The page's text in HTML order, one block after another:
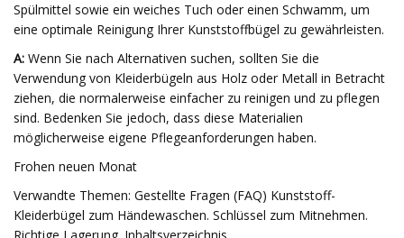
Spülmittel sowie ein weiches Tuch oder einen Schwamm, um
eine optimale Reinigung Ihrer Kunststoffbügel zu gewährleisten.
A: Wenn Sie nach Alternativen suchen, sollten Sie die
Verwendung von Kleiderbügeln aus Holz oder Metall in Betracht
ziehen, die normalerweise einfacher zu reinigen und zu pflegen
sind. Bedenken Sie jedoch, dass diese Materialien
möglicherweise eigene Pflegeanforderungen haben.
Frohen neuen Monat
Verwandte Themen: Gestellte Fragen (FAQ) Kunststoff-
Kleiderbügel zum Händewaschen. Schlüssel zum Mitnehmen.